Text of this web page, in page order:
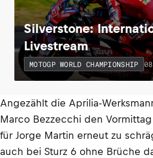
Silverstone:
Livestream
MOTOGP WORLD CHAMPIONSHIP
Angezählt die Aprilia-
Marco Bezzecchi den
für Jorge Martin erneut zu
auch bei Sturz 6 ohne Brüche